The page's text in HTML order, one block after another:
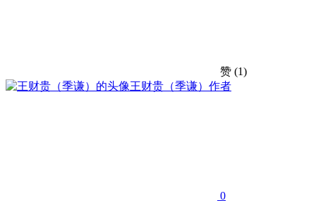
赞 (1)
王财贵（季谦） 作者
0